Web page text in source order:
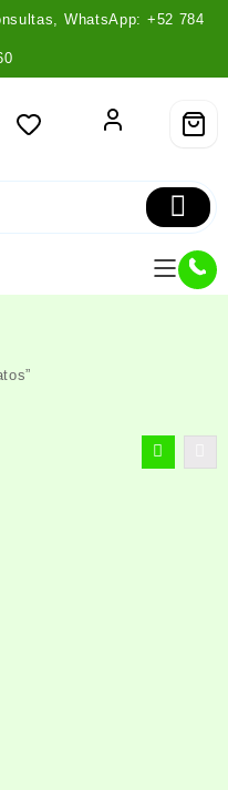
WhatsApp: +52 784